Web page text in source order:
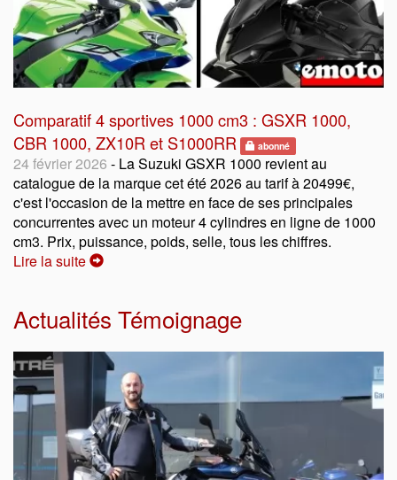
Comparatif 4 sportives 1000 cm3 : GSXR 1000,
CBR 1000, ZX10R et S1000RR
abonné
24 février 2026 - La Suzuki GSXR 1000 revient au
catalogue de la marque cet été 2026 au tarif à 20499€,
c'est l'occasion de la mettre en face de ses principales
concurrentes avec un moteur 4 cylindres en ligne de 1000
cm3. Prix, puissance, poids, selle, tous les chiffres.
Lire la suite
Actualités Témoignage